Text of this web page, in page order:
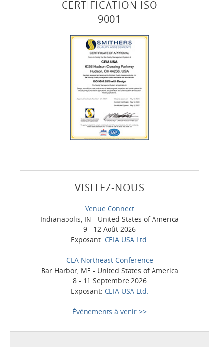
CERTIFICATION ISO
9001
VISITEZ-NOUS
Venue Connect
Indianapolis, IN - United States of America
9 - 12 Août 2026
Exposant: CEIA USA Ltd.
CLA Northeast Conference
Bar Harbor, ME - United States of America
8 - 11 Septembre 2026
Exposant: CEIA USA Ltd.
Événements à venir >>